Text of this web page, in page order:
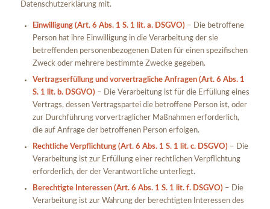
Datenschutzerklärung mit.
Einwilligung (Art. 6 Abs. 1 S. 1 lit. a. DSGVO) – Die betroffene
Person hat ihre Einwilligung in die Verarbeitung der sie
betreffenden personenbezogenen Daten für einen spezifischen
Zweck oder mehrere bestimmte Zwecke gegeben.
Vertragserfüllung und vorvertragliche Anfragen (Art. 6 Abs. 1
S. 1 lit. b. DSGVO) – Die Verarbeitung ist für die Erfüllung eines
Vertrags, dessen Vertragspartei die betroffene Person ist, oder
zur Durchführung vorvertraglicher Maßnahmen erforderlich,
die auf Anfrage der betroffenen Person erfolgen.
Rechtliche Verpflichtung (Art. 6 Abs. 1 S. 1 lit. c. DSGVO) – Die
Verarbeitung ist zur Erfüllung einer rechtlichen Verpflichtung
erforderlich, der der Verantwortliche unterliegt.
Berechtigte Interessen (Art. 6 Abs. 1 S. 1 lit. f. DSGVO) – Die
Verarbeitung ist zur Wahrung der berechtigten Interessen des